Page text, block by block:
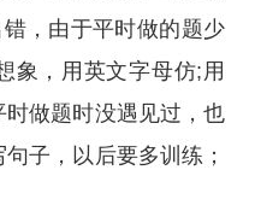
，由于平时做的题少
象，用英文字母仿;用
做题时没遇见过，也
子，以后要多训练；